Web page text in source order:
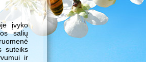
įvyko
salių
suteiks
ir